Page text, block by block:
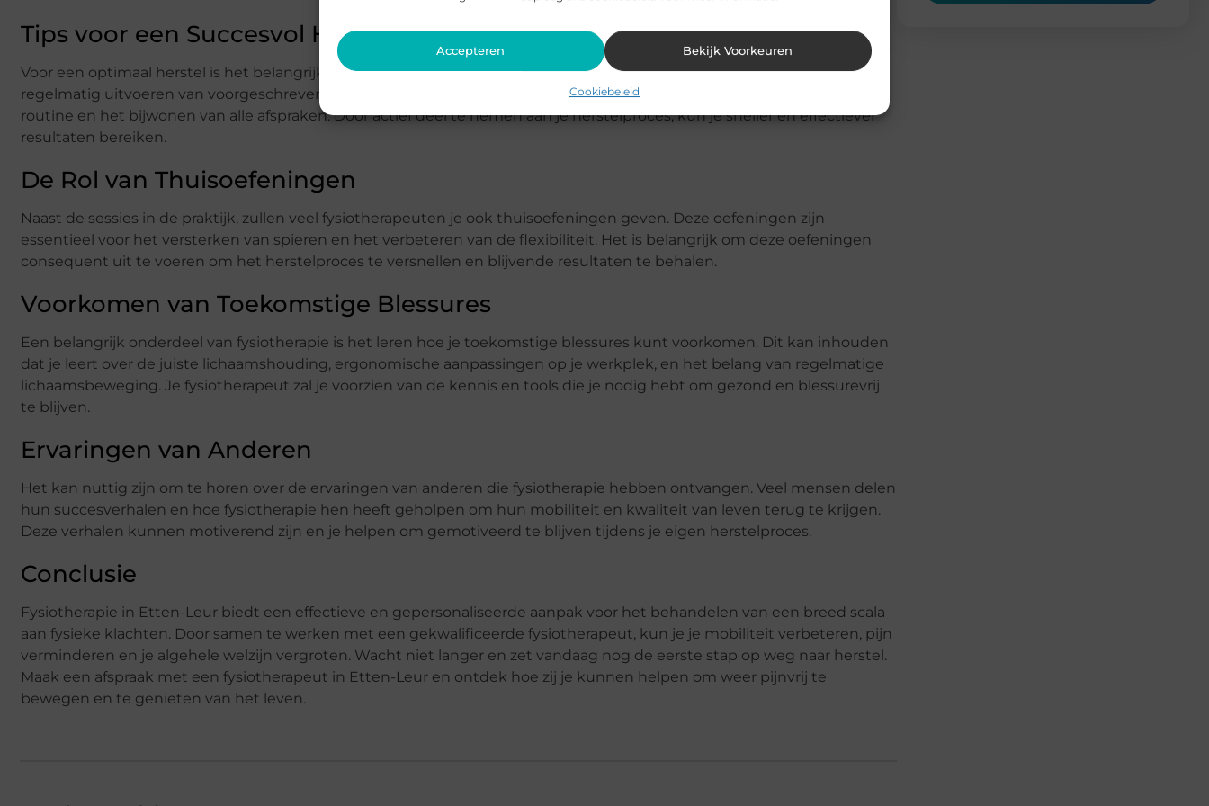
Accepteren Bekijk Voorkeuren
Cookiebeleid
Tips voor een Succesvol Herstel
Voor een optimaal herstel is het belangrijk om de adviezen van je fysiotherapeut nauwgezet op te volgen. Dit omvat het
regelmatig uitvoeren van voorgeschreven oefeningen, het aanbrengen van eventuele veranderingen in je dagelijkse
routine en het bijwonen van alle afspraken. Door actief deel te nemen aan je herstelproces, kun je sneller en effectiever
resultaten bereiken.
De Rol van Thuisoefeningen
Naast de sessies in de praktijk, zullen veel fysiotherapeuten je ook thuisoefeningen geven. Deze oefeningen zijn
essentieel voor het versterken van spieren en het verbeteren van de flexibiliteit. Het is belangrijk om deze oefeningen
consequent uit te voeren om het herstelproces te versnellen en blijvende resultaten te behalen.
Voorkomen van Toekomstige Blessures
Een belangrijk onderdeel van fysiotherapie is het leren hoe je toekomstige blessures kunt voorkomen. Dit kan inhouden
dat je leert over de juiste lichaamshouding, ergonomische aanpassingen op je werkplek, en het belang van regelmatige
lichaamsbeweging. Je fysiotherapeut zal je voorzien van de kennis en tools die je nodig hebt om gezond en blessurevrij
te blijven.
Ervaringen van Anderen
Het kan nuttig zijn om te horen over de ervaringen van anderen die fysiotherapie hebben ontvangen. Veel mensen delen
hun succesverhalen en hoe fysiotherapie hen heeft geholpen om hun mobiliteit en kwaliteit van leven terug te krijgen.
Deze verhalen kunnen motiverend zijn en je helpen om gemotiveerd te blijven tijdens je eigen herstelproces.
Conclusie
Fysiotherapie in Etten-Leur biedt een effectieve en gepersonaliseerde aanpak voor het behandelen van een breed scala
aan fysieke klachten. Door samen te werken met een gekwalificeerde fysiotherapeut, kun je je mobiliteit verbeteren, pijn
verminderen en je algehele welzijn vergroten. Wacht niet langer en zet vandaag nog de eerste stap op weg naar herstel.
Maak een afspraak met een fysiotherapeut in Etten-Leur en ontdek hoe zij je kunnen helpen om weer pijnvrij te
bewegen en te genieten van het leven.